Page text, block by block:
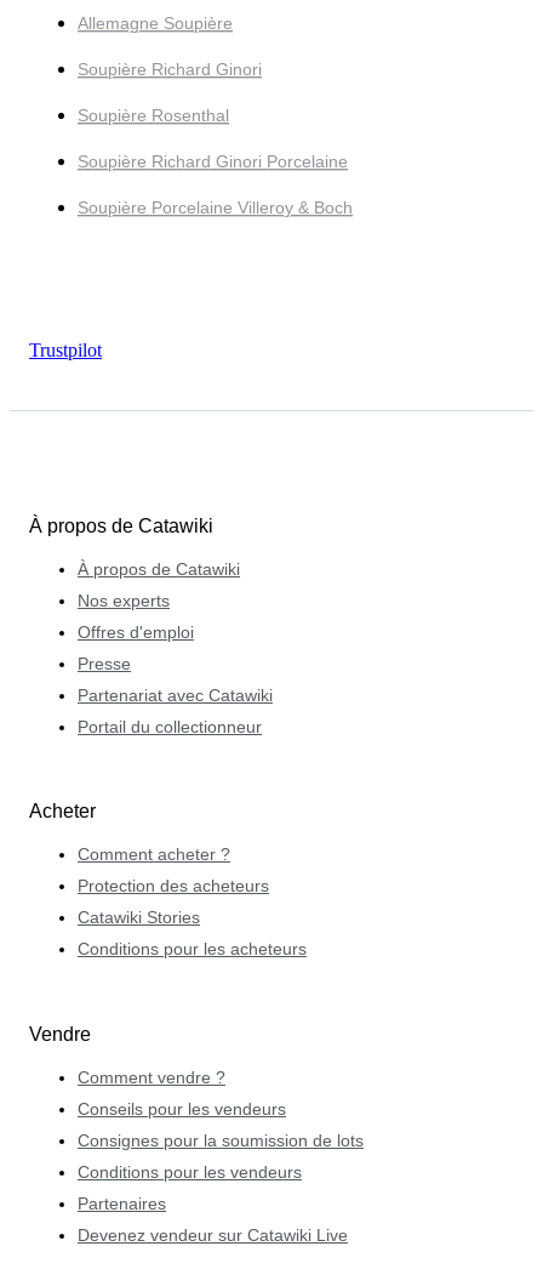
Allemagne Soupière
Soupière Richard Ginori
Soupière Rosenthal
Soupière Richard Ginori Porcelaine
Soupière Porcelaine Villeroy & Boch
Trustpilot
À propos de Catawiki
À propos de Catawiki
Nos experts
Offres d'emploi
Presse
Partenariat avec Catawiki
Portail du collectionneur
Acheter
Comment acheter ?
Protection des acheteurs
Catawiki Stories
Conditions pour les acheteurs
Vendre
Comment vendre ?
Conseils pour les vendeurs
Consignes pour la soumission de lots
Conditions pour les vendeurs
Partenaires
Devenez vendeur sur Catawiki Live